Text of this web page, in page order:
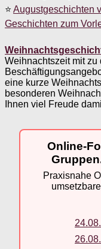
⭐ Augustgeschichten
Geschichten zum
Weihnachtszeit mit zu
eine kurze
besonderen
Ihnen viel Freude
Online-
Praxisnahe